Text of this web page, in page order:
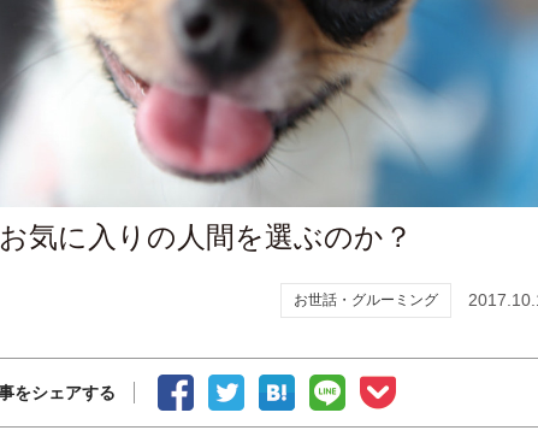
気に入りの人間を選ぶのか？
お世話・グルーミング
をシェアする